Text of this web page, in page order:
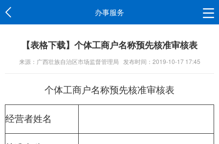
办事服务
【表格下载】个体工商户名称预先核准审核表
来源：广西壮族自治区市场监督管理局 发布时间：2019-10-17 17:45
个体工商户名称预先核准审核表
经营者姓名